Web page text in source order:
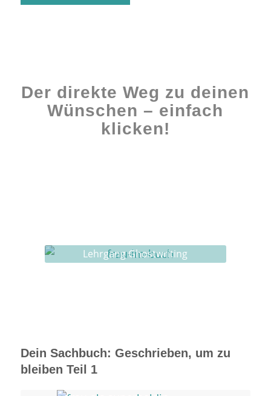
Der direkte Weg zu deinen
Wünschen – einfach
klicken!
Lehrgang Ghostwriting
Dein Sachbuch: Geschrieben, um zu
bleiben Teil 1